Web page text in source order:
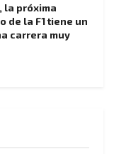
la próxima
de la F1 tiene un
carrera muy